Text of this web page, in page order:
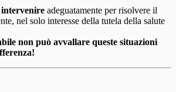
intervenire adeguatamente per risolvere il
nel solo interesse della tutela della salute
non può avvallare queste situazioni